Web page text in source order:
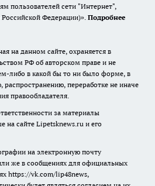
пользователей сети "Интернет",
Федерации)». Подробнее
на данном сайте, охраняется в
РФ об авторском праве и не
либо в какой бы то ни было форме, в
переработке не иначе
правообладателя.
за материалы
на сайте Lipetsknews.ru и его
на электронную почту
же в сообщениях для официальных
https://vk.com/lip48news,